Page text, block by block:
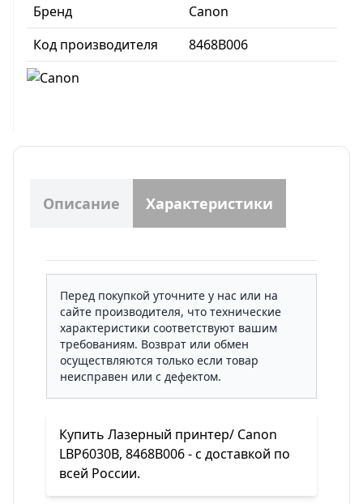
Бренд
Canon
Код производителя
8468B006
Описание Характеристики
Перед покупкой уточните у нас или на
сайте производителя, что технические
характеристики соответствуют вашим
требованиям. Возврат или обмен
осуществляются только если товар
неисправен или с дефектом.
Купить Лазерный принтер/ Canon
LBP6030B, 8468B006 - с доставкой по
всей России.